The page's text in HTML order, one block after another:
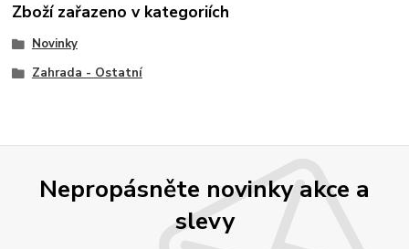
Zboží zařazeno v kategoriích
Novinky
Zahrada - Ostatní
Nepropásněte novinky akce a
slevy